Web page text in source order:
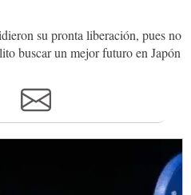
su pronta liberación, pues no
buscar un mejor futuro en Japón